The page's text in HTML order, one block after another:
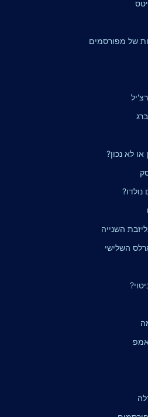
של מפורסמים
לא נכון?
השנייה
השלישי